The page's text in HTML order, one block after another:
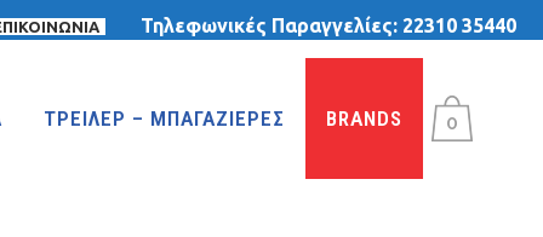
Τηλεφωνικές Παραγγελίες: 22310 35440
0
ΤΡΕΙΛΕΡ – ΜΠΑΓΑΖΙΕΡΕΣ BRANDS